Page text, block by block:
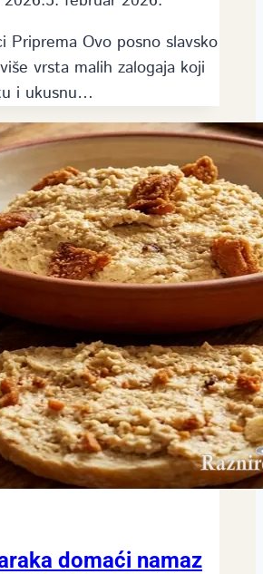
Priprema Ovo posno slav­sko
vrsta malih zalogaja koji
i ukusnu…
domaći namaz